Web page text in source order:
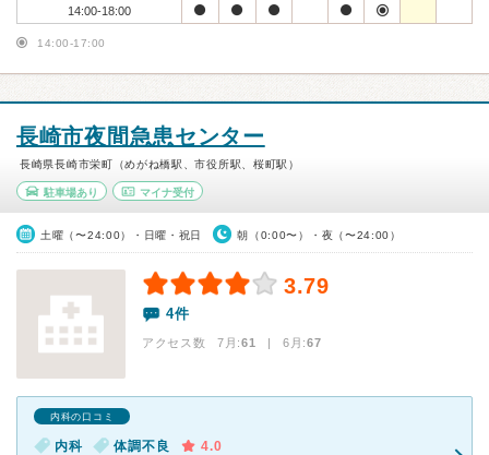
14:00-18:00
14:00-17:00
長崎市夜間急患センター
長崎県長崎市栄町（めがね橋駅、市役所駅、桜町駅）
駐車場あり マイナ受付
土曜（〜24:00）・日曜・祝日 朝（0:00〜）・夜（〜24:00）
3.79
4件
アクセス数 7月:61 | 6月:67
内科の口コミ
内科 体調不良
4.0